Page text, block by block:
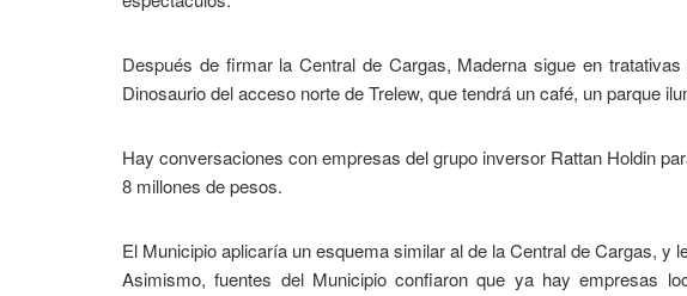
Después de firmar la Central de Cargas, Maderna sigue en
Dinosaurio del acceso norte de Trelew, que tendrá un café, un parque
Hay conversaciones con empresas del grupo inversor Rattan Holdin
8 millones de pesos.
El Municipio aplicaría un esquema similar al de la Central de Cargas, y
Asimismo, fuentes del Municipio confiaron que ya hay empresas